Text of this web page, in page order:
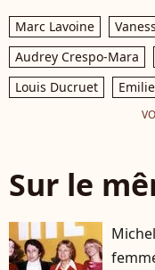
Marc Lavoine
Audrey Crespo-Mara
Louis Ducruet
Sur le